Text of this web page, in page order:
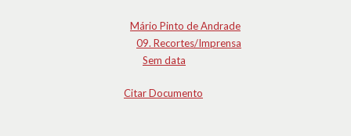
Mário Pinto de Andrade
09. Recortes/Imprensa
Sem data
Citar Documento